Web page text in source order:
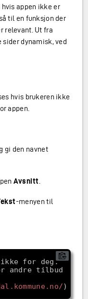
appen ikke er
til en funksjon der
relevant. Ut fra
dynamisk, ved
hvis brukeren ikke
appen.
gi den navnet
Avsnitt
-menyen til
Dette skjemaet er ikke for deg.
andre tilbud i